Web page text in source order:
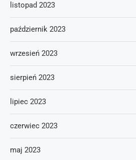
listopad 2023
październik 2023
wrzesień 2023
sierpień 2023
lipiec 2023
czerwiec 2023
maj 2023